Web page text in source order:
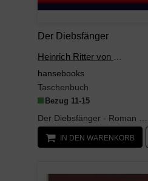
Der Diebsfänger
hansebooks
Taschenbuch
Bezug 11-15
IN DEN WARENKORB